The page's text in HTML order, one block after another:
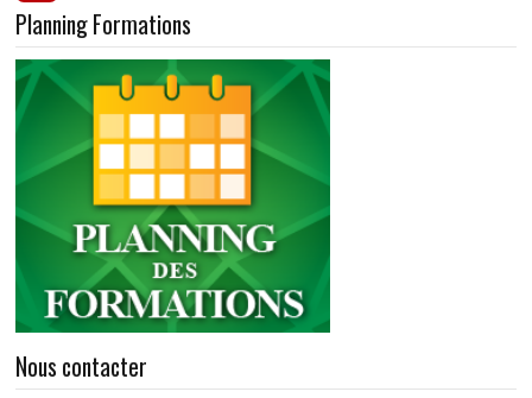
Planning Formations
Nous contacter